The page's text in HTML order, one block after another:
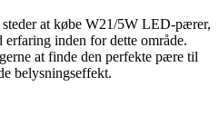
at købe W21/5W LED-pærer,
inden for dette område.
at finde den perfekte pære til
belysningseffekt.